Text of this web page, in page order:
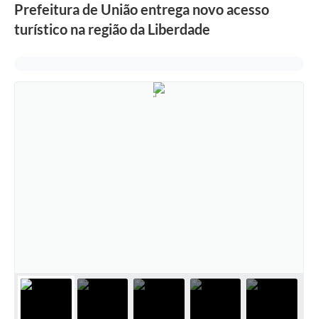
Prefeitura de União entrega novo acesso
turístico na região da Liberdade